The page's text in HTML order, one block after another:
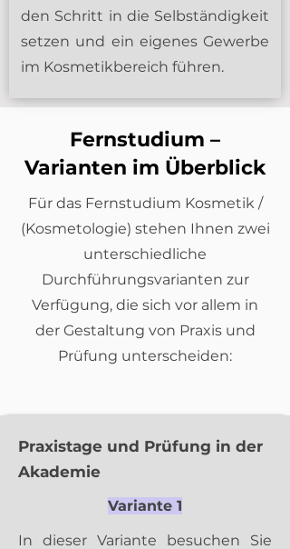
den Schritt in die Selbständigkeit
setzen und ein eigenes Gewerbe
im Kosmetikbereich führen.
Fernstudium –
Varianten im Überblick
Für das Fernstudium Kosmetik /
(Kosmetologie) stehen Ihnen zwei
unterschiedliche
Durchführungsvarianten zur
Verfügung, die sich vor allem in
der Gestaltung von Praxis und
Prüfung unterscheiden:
Praxistage und Prüfung in der
Akademie
Variante 1
In dieser Variante besuchen Sie